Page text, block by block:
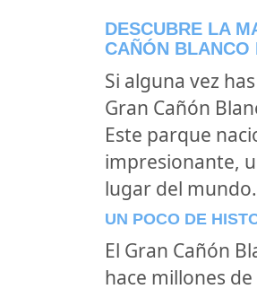
DESCUBRE LA
CAÑÓN BLANCO
Si alguna vez
Gran Cañón
Este parque
impresionante,
lugar del mundo.
UN POCO DE
El Gran Cañón
hace millones